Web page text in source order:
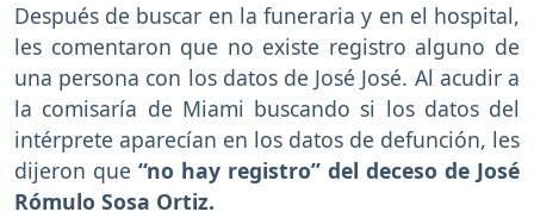
Después de buscar en la funeraria y en el hospital,
les comentaron que no existe registro alguno de
una persona con los datos de José José. Al acudir a
la comisaría de Miami buscando si los datos del
intérprete aparecían en los datos de defunción, les
dijeron que “no hay registro” del deceso de José
Rómulo Sosa Ortiz.